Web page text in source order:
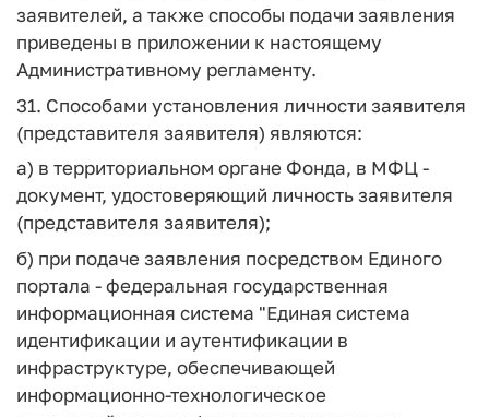
заявителей, а также способы подачи заявления
приведены в приложении к настоящему
Административному регламенту.
31. Способами установления личности заявителя
(представителя заявителя) являются:
а) в территориальном органе Фонда, в МФЦ -
документ, удостоверяющий личность заявителя
(представителя заявителя);
б) при подаче заявления посредством Единого
портала - федеральная государственная
информационная система "Единая система
идентификации и аутентификации в
инфраструктуре, обеспечивающей
информационно-технологическое